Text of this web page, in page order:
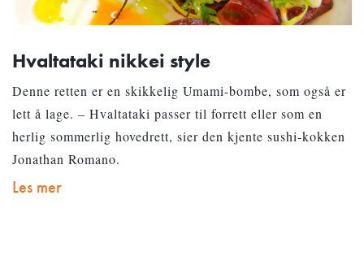
Hvaltataki nikkei style
Denne retten er en skikkelig Umami-bombe, som også er
lett å lage. – Hvaltataki passer til forrett eller som en
herlig sommerlig hovedrett, sier den kjente sushi-kokken
Jonathan Romano.
Les mer